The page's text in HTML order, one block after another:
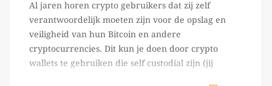
Al jaren horen crypto gebruikers dat zij zelf
verantwoordelijk moeten zijn voor de opslag en
veiligheid van hun Bitcoin en andere
cryptocurrencies. Dit kun je doen door crypto
wallets te gebruiken die self custodial zijn (jij